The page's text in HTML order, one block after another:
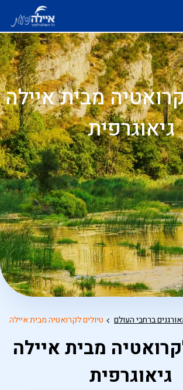
מבית איילה
גיאוגרפית
ברחבי העולם טיולים לקרואטיה מבית איילה
מבית איילה
גיאוגרפית